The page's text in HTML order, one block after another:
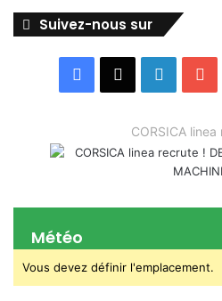
Suivez-nous sur
Facebook Linkedin
CORSICA
Météo
Vous devez définir l'emplacement.